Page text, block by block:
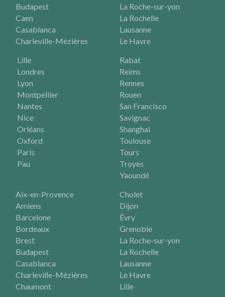
Budapest
Caen
Casablanca
Charleville-Mézières
La Roche-sur-yon
La Rochelle
Lausanne
Le Havre
Lille
Londres
Lyon
Montpellier
Nantes
Nice
Orléans
Oxford
Paris
Pau
Rabat
Reims
Rennes
Rouen
San Francisco
Savignac
Shanghai
Toulouse
Tours
Troyes
Yaoundé
Aix-en-Provence
Amiens
Barcelone
Bordeaux
Brest
Budapest
Casablanca
Charleville-Mézières
Chaumont
Cholet
Dijon
Évry
Grenoble
La Roche-sur-yon
La Rochelle
Lausanne
Le Havre
Lille